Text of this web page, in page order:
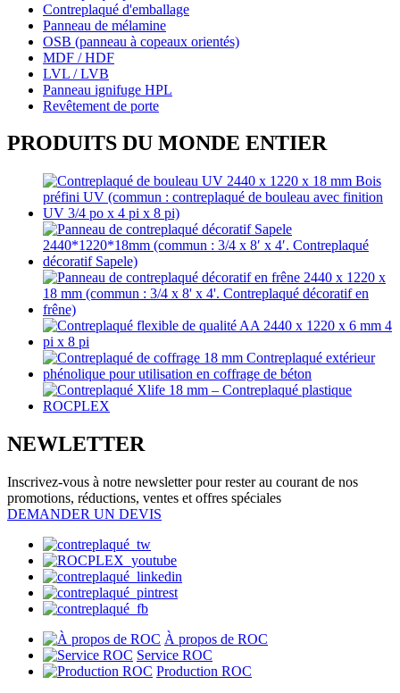
Contreplaqué d'emballage
Panneau de mélamine
OSB (panneau à copeaux orientés)
MDF / HDF
LVL / LVB
Panneau ignifuge HPL
Revêtement de porte
PRODUITS DU MONDE ENTIER
NEWLETTER
Inscrivez-vous à notre newsletter pour rester au courant de nos
promotions, réductions, ventes et offres spéciales
DEMANDER UN DEVIS
À propos de ROC
Service ROC
Production ROC